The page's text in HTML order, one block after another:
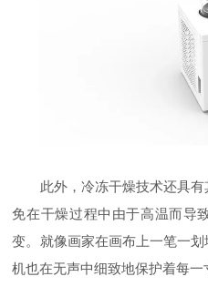
此外，冷冻干燥技术还具有
免在干燥过程中由于高温而导
变。就像画家在画布上一笔一
机也在无声中细致地保护着每一